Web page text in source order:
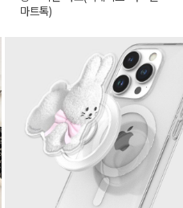
마트톡)